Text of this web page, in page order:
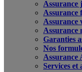
Assurance
Assurance
Assurance
Assurance
Garanties
Nos
Assurance
Services et